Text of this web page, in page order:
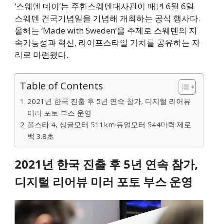
‘스웨덴 데이’는 주한스웨덴대사관이 매년 6월 6일
스웨덴 건국기념일을 기념해 개최하는 공식 행사다.
올해는 ‘Made with Sweden’을 주제로 스웨덴의 지
속가능성과 혁신, 라이프스타일 가치를 공유하는 자
리로 마련됐다.
Table of Contents
2021년 한국 진출 후 5년 연속 참가, 디지털 리어뷰
미러 포토 부스 운영
폴스타 4, 싱글모터 511km·듀얼모터 544마력·제로
백 3.8초
2021년 한국 진출 후 5년 연속 참가,
디지털 리어뷰 미러 포토 부스 운영